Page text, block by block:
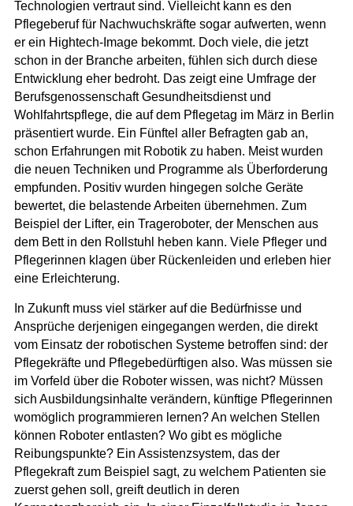
Technologien vertraut sind. Vielleicht kann es den
Pflegeberuf für Nachwuchskräfte sogar aufwerten, wenn
er ein Hightech-Image bekommt. Doch viele, die jetzt
schon in der Branche arbeiten, fühlen sich durch diese
Entwicklung eher bedroht. Das zeigt eine Umfrage der
Berufsgenossenschaft Gesundheitsdienst und
Wohlfahrtspflege, die auf dem Pflegetag im März in Berlin
präsentiert wurde. Ein Fünftel aller Befragten gab an,
schon Erfahrungen mit Robotik zu haben. Meist wurden
die neuen Techniken und Programme als Überforderung
empfunden. Positiv wurden hingegen solche Geräte
bewertet, die belastende Arbeiten übernehmen. Zum
Beispiel der Lifter, ein Trageroboter, der Menschen aus
dem Bett in den Rollstuhl heben kann. Viele Pfleger und
Pflegerinnen klagen über Rückenleiden und erleben hier
eine Erleichterung.
In Zukunft muss viel stärker auf die Bedürfnisse und
Ansprüche derjenigen eingegangen werden, die direkt
vom Einsatz der robotischen Systeme betroffen sind: der
Pflegekräfte und Pflegebedürftigen also. Was müssen sie
im Vorfeld über die Roboter wissen, was nicht? Müssen
sich Ausbildungsinhalte verändern, künftige Pflegerinnen
womöglich programmieren lernen? An welchen Stellen
können Roboter entlasten? Wo gibt es mögliche
Reibungspunkte? Ein Assistenzsystem, das der
Pflegekraft zum Beispiel sagt, zu welchem Patienten sie
zuerst gehen soll, greift deutlich in deren